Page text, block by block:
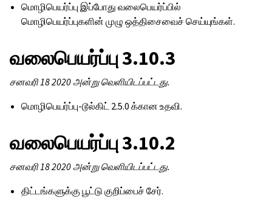
மொழிபெயர்ப்பு இப்போது வலைபெயர்ப்பில்
மொழிபெயர்ப்புகளின் முழு ஒத்திசைவைச் செய்யுங்கள்.
வலைபெயர்ப்பு 3.10.3
சனவரி 18 2020 அன்று வெளியிடப்பட்டது.
மொழிபெயர்ப்பு-டூல்கிட் 2.5.0 க்கான உதவி.
வலைபெயர்ப்பு 3.10.2
சனவரி 18 2020 அன்று வெளியிடப்பட்டது.
திட்டங்களுக்கு பூட்டு குறிப்பைச் சேர்.